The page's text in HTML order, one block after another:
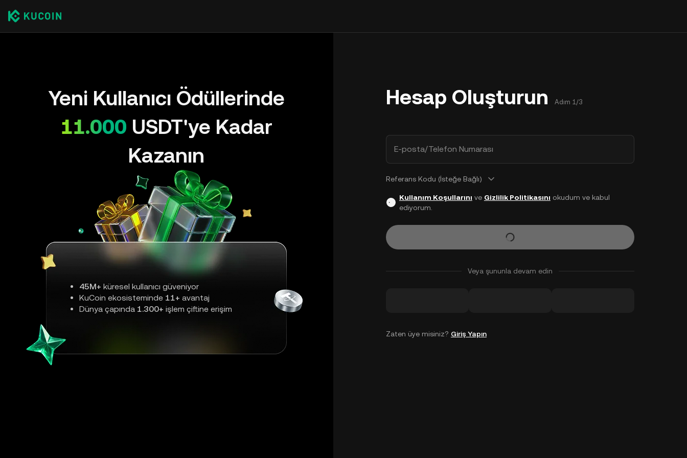
Yeni Kullanıcı Ödüllerinde
11.000 USDT'ye Kadar
Kazanın
45M+ küresel kullanıcı güveniyor
KuCoin ekosisteminde 11+ avantaj
Dünya çapında 1.300+ işlem çiftine erişim
Hesap Oluşturun Adım 1/3
E-posta/Telefon Numarası
Referans Kodu (İsteğe Bağlı)
Kullanım Koşullarını ve Gizlilik Politikasını okudum ve kabul
ediyorum.
Veya şununla devam edin
Zaten üye misiniz? Giriş Yapın